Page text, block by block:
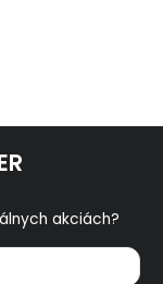
akciách?